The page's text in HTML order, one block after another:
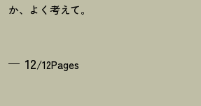
か、よく考えて。
12/12Pages